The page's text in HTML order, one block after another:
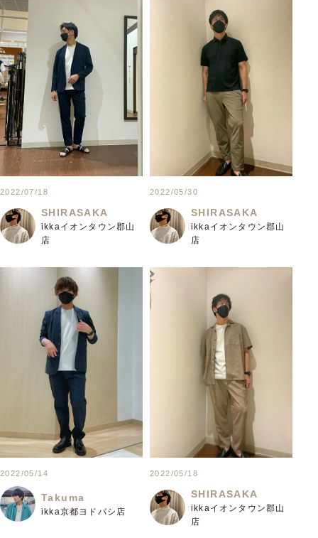
2022/07/18
SHIRASAKA
ikkaイオンタウン郡山
店
2022/05/30
SHIRASAKA
ikkaイオンタウン郡山
店
2022/05/14
Takuma
ikka京都ヨドバシ店
2022/05/18
SHIRASAKA
ikkaイオンタウン郡山
店